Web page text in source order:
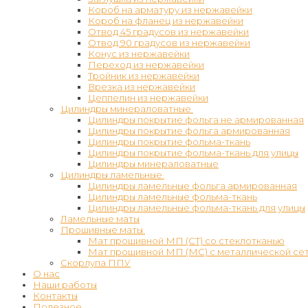
Короб на арматуру из нержавейки
Короб на фланец из нержавейки
Отвод 45 градусов из нержавейки
Отвод 90 градусов из нержавейки
Конус из нержавейки
Переход из нержавейки
Тройник из нержавейки
Врезка из нержавейки
Цеппелин из нержавейки
Цилиндры минераловатные
Цилиндры покрытие фольга не армированная
Цилиндры покрытие фольга армированная
Цилиндры покрытие фольма-ткань
Цилиндры покрытие фольма-ткань для улицы
Цилиндры минераловатные
Цилиндры ламельные
Цилиндры ламельные фольга армированная
Цилиндры ламельные фольма-ткань
Цилиндры ламельные фольма-ткань для улицы
Ламельные маты
Прошивные маты
Мат прошивной МП (СТ) со стеклотканью
Мат прошивной МП (МС) с металлической
Скорлупа ППУ
О нас
Наши работы
Контакты